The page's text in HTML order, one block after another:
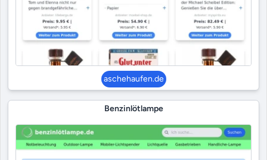
aschehaufen.de
Benzinlötlampe